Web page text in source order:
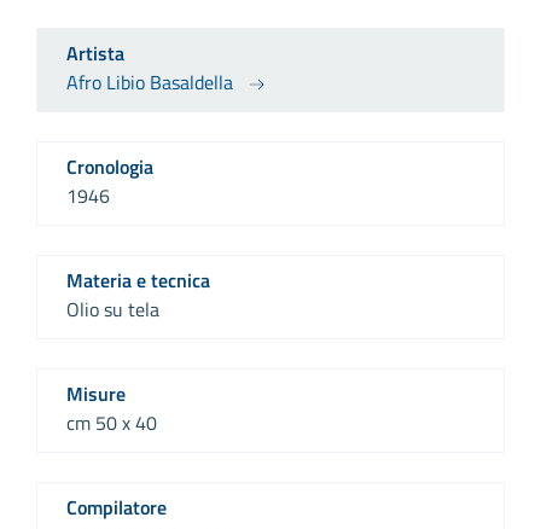
Artista
Afro Libio Basaldella
Cronologia
1946
Materia e tecnica
Olio su tela
Misure
cm 50 x 40
Compilatore